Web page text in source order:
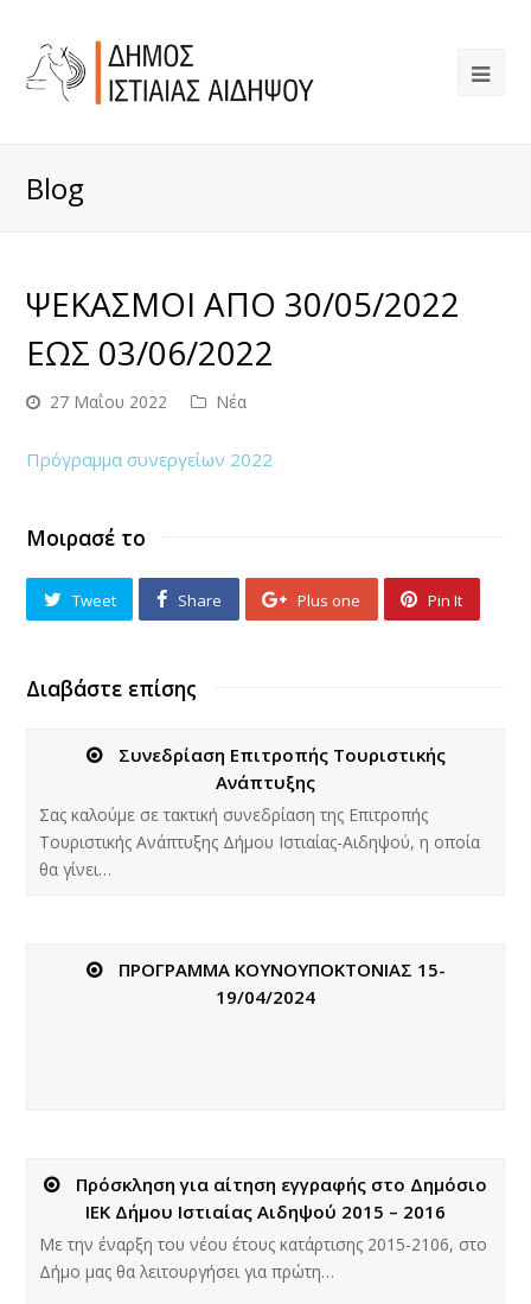
Blog
ΨΕΚΑΣΜΟΙ ΑΠΟ 30/05/2022
ΕΩΣ 03/06/2022
27 Μαΐου 2022 Νέα
Πρόγραμμα συνεργείων 2022
Μοιρασέ το
Tweet Share Plus one Pin It
Διαβάστε επίσης
Συνεδρίαση Επιτροπής Τουριστικής
Ανάπτυξης
Σας καλούμε σε τακτική συνεδρίαση της Επιτροπής
Τουριστικής Ανάπτυξης Δήμου Ιστιαίας-Αιδηψού, η οποία
θα γίνει…
ΠΡΟΓΡΑΜΜΑ ΚΟΥΝΟΥΠΟΚΤΟΝΙΑΣ 15-
19/04/2024
Πρόσκληση για αίτηση εγγραφής στο Δημόσιο
ΙΕΚ Δήμου Ιστιαίας Αιδηψού 2015 – 2016
Με την έναρξη του νέου έτους κατάρτισης 2015-2106, στο
Δήμο μας θα λειτουργήσει για πρώτη…